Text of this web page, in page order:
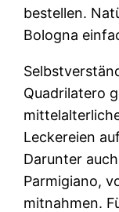
bestellen.
Bologna
Quadrilatero
Leckereien
Darunter
Parmigiano,
mitnahmen.